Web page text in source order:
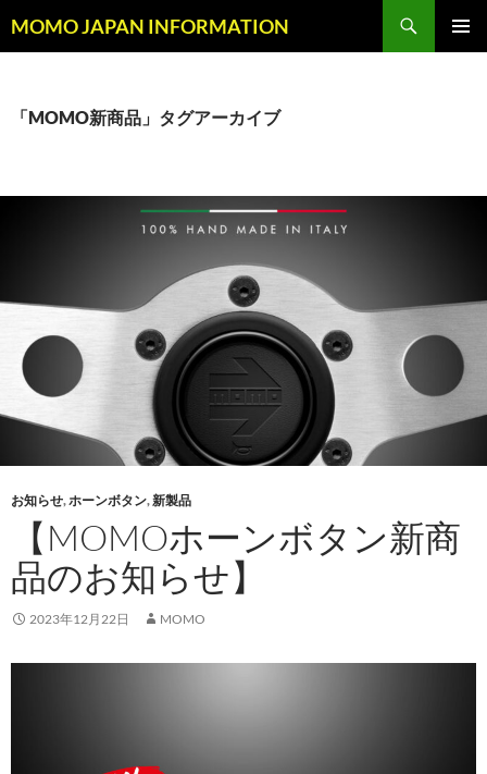
ン
キ
MOMO JAPAN INFORMATION
索
「MOMO新商品」タグアーカイブ
お知らせ,ホーンボタン,新製品
【MOMOホーンボタン新商
品のお知らせ】
2023年12月22日 MOMO